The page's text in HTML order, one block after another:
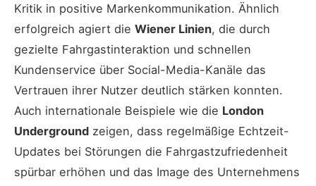
Kritik in positive Markenkommunikation. Ähnlich
erfolgreich agiert die Wiener Linien, die durch
gezielte Fahrgastinteraktion und schnellen
Kundenservice über Social-Media-Kanäle das
Vertrauen ihrer Nutzer deutlich stärken konnten.
Auch internationale Beispiele wie die London
Underground zeigen, dass regelmäßige Echtzeit-
Updates bei Störungen die Fahrgastzufriedenheit
spürbar erhöhen und das Image des Unternehmens